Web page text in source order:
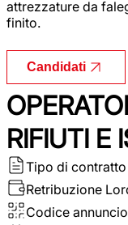
attrezzature da
finito.
Candidati
RIFIUTI E
Tipo di contratto
Retribuzione
Codice annuncio